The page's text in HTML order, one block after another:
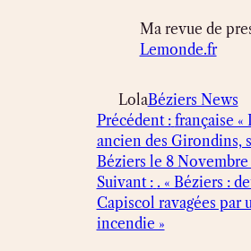
Ma revue de
Lemonde.fr
LolaBéziers News
Précédent : française «
ancien des Girondins,
Béziers le 8 Novembre
Suivant : . « Béziers :
Capiscol ravagées par
incendie »